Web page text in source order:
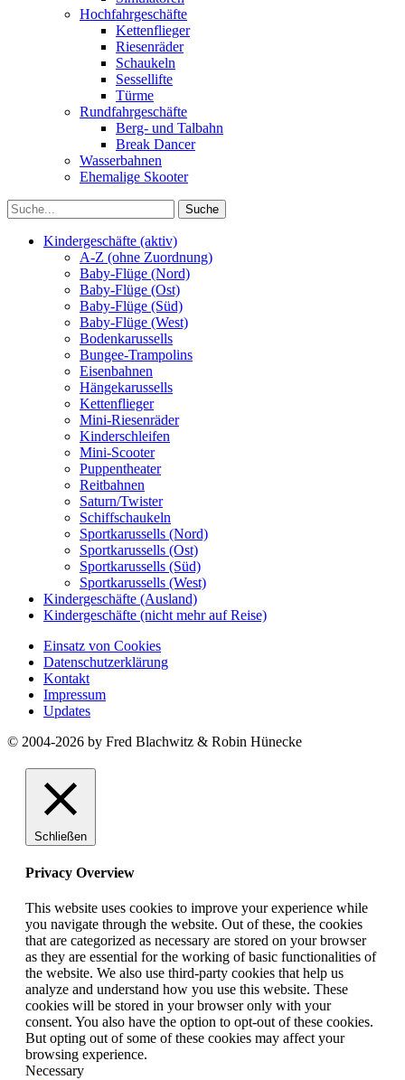
Hochfahrgeschäfte
Kettenflieger
Riesenräder
Schaukeln
Sessellifte
Türme
Rundfahrgeschäfte
Berg- und Talbahn
Break Dancer
Wasserbahnen
Ehemalige Skooter
Kindergeschäfte (aktiv)
A-Z (ohne Zuordnung)
Baby-Flüge (Nord)
Baby-Flüge (Ost)
Baby-Flüge (Süd)
Baby-Flüge (West)
Bodenkarussells
Bungee-Trampolins
Eisenbahnen
Hängekarussells
Kettenflieger
Mini-Riesenräder
Kinderschleifen
Mini-Scooter
Puppentheater
Reitbahnen
Saturn/Twister
Schiffschaukeln
Sportkarussells (Nord)
Sportkarussells (Ost)
Sportkarussells (Süd)
Sportkarussells (West)
Kindergeschäfte (Ausland)
Kindergeschäfte (nicht mehr auf Reise)
Einsatz von Cookies
Datenschutzerklärung
Kontakt
Impressum
Updates
© 2004-2026 by Fred Blachwitz & Robin Hünecke
Schließen
Privacy Overview
This website uses cookies to improve your experience while
you navigate through the website. Out of these, the cookies
that are categorized as necessary are stored on your browser
as they are essential for the working of basic functionalities of
the website. We also use third-party cookies that help us
analyze and understand how you use this website. These
cookies will be stored in your browser only with your
consent. You also have the option to opt-out of these cookies.
But opting out of some of these cookies may affect your
browsing experience.
Necessary